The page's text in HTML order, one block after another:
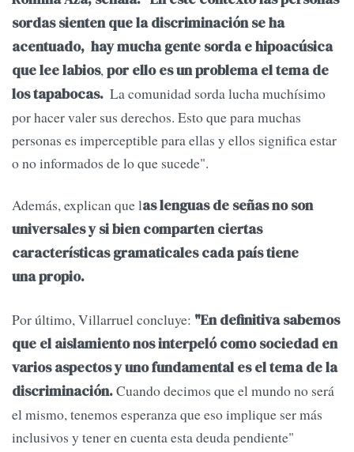
sordas sienten que la discriminación se ha
acentuado, hay mucha gente sorda e hipoacúsica
que lee labios,por ello es un problema el tema de
los tapabocas. La comunidad sorda lucha muchísimo
por hacer valer sus derechos. Esto que para muchas
personas es imperceptible para ellas y ellos significa estar
o no informados de lo que sucede".
Además, explican que las lenguas de señas no son
universales y si bien comparten ciertas
características gramaticales cada país tiene
una propio.
Por último, Villarruel concluye: "En definitiva sabemos
que el aislamiento nos interpeló como sociedad en
varios aspectos y uno fundamental es el tema de la
discriminación.Cuando decimos que el mundo no será
el mismo, tenemos esperanza que eso implique ser más
inclusivos y tener en cuenta esta deuda pendiente"